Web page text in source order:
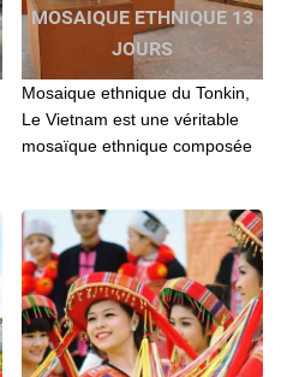
MOSAIQUE ETHNIQUE 13
JOURS
Mosaique ethnique du Tonkin,
Le Vietnam est une véritable
mosaïque ethnique composée